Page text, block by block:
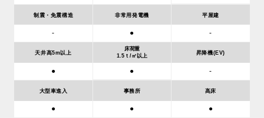
制震・免震構造
-
非常用発電機
●
平屋建
-
天井高5m以上
●
床荷重
1.5ｔ/㎡以上
●
昇降機(EV)
-
大型車進入
●
事務所
●
高床
●